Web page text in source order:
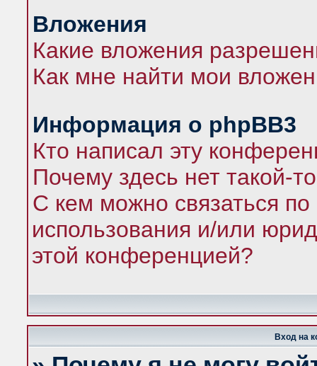
Вложения
Какие вложения
Как мне найти мои
Информация о phpBB3
Кто написал эту
Почему здесь нет такой-
С кем можно связаться по
использования и/или
этой конференцией?
Вход на